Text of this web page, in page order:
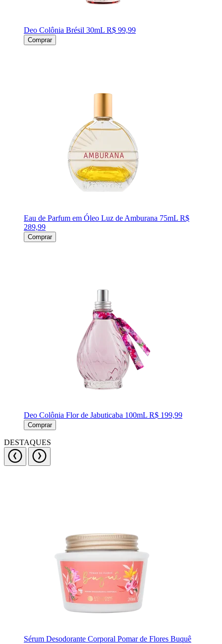
Deo Colônia Brésil 30mL R$ 99,99
Comprar
Eau de Parfum em Óleo Luz de Amburana 75mL R$
289,99
Comprar
Deo Colônia Flor de Jabuticaba 100mL R$ 199,99
Comprar
DESTAQUES
Sérum Desodorante Corporal Pomar de Flores Buquê